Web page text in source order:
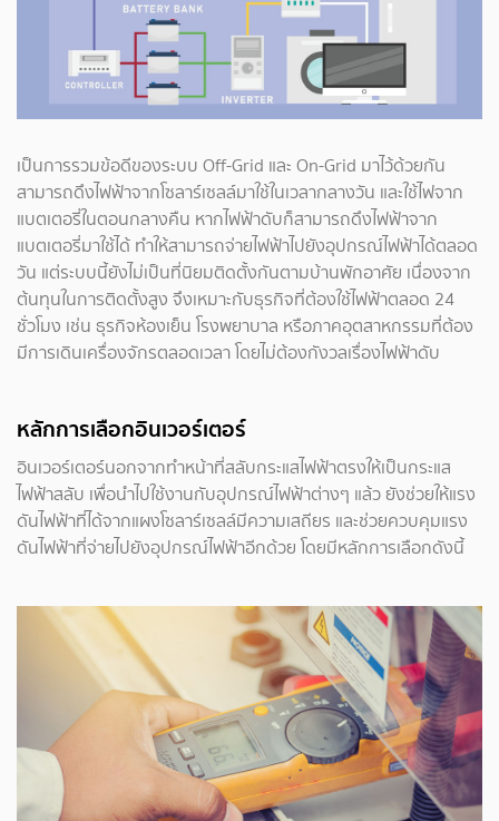
เป็นการรวมข้อดีของระบบ Off-Grid และ On-Grid มาไว้ด้วยกัน
สามารถดึงไฟฟ้าจากโซลาร์เซลล์มาใช้ในเวลากลางวัน และใช้ไฟจาก
แบตเตอรี่ในตอนกลางคืน หากไฟฟ้าดับก็สามารถดึงไฟฟ้าจาก
แบตเตอรี่มาใช้ได้ ทำให้สามารถจ่ายไฟฟ้าไปยังอุปกรณ์ไฟฟ้าได้ตลอด
วัน แต่ระบบนี้ยังไม่เป็นที่นิยมติดตั้งกันตามบ้านพักอาศัย เนื่องจาก
ต้นทุนในการติดตั้งสูง จึงเหมาะกับธุรกิจที่ต้องใช้ไฟฟ้าตลอด 24
ชั่วโมง เช่น ธุรกิจห้องเย็น โรงพยาบาล หรือภาคอุตสาหกรรมที่ต้อง
มีการเดินเครื่องจักรตลอดเวลา โดยไม่ต้องกังวลเรื่องไฟฟ้าดับ
หลักการเลือกอินเวอร์เตอร์
อินเวอร์เตอร์นอกจากทำหน้าที่สลับกระแสไฟฟ้าตรงให้เป็นกระแส
ไฟฟ้าสลับ เพื่อนำไปใช้งานกับอุปกรณ์ไฟฟ้าต่างๆ แล้ว ยังช่วยให้แรง
ดันไฟฟ้าที่ได้จากแผงโซลาร์เซลล์มีความเสถียร และช่วยควบคุมแรง
ดันไฟฟ้าที่จ่ายไปยังอุปกรณ์ไฟฟ้าอีกด้วย โดยมีหลักการเลือกดังนี้